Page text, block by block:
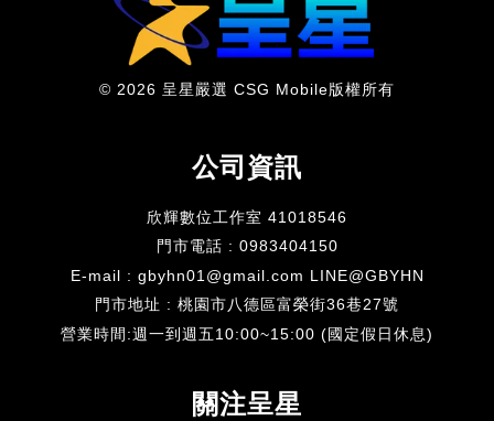
© 2026 呈星嚴選 CSG Mobile版權所有
公司資訊
欣輝數位工作室 41018546
門市電話 : 0983404150
E-mail : gbyhn01@gmail.com LINE@GBYHN
門市地址 : 桃園市八德區富榮街36巷27號
​營業時間:週一到週五10:00~15:00 (國定假日休息)
關注呈星